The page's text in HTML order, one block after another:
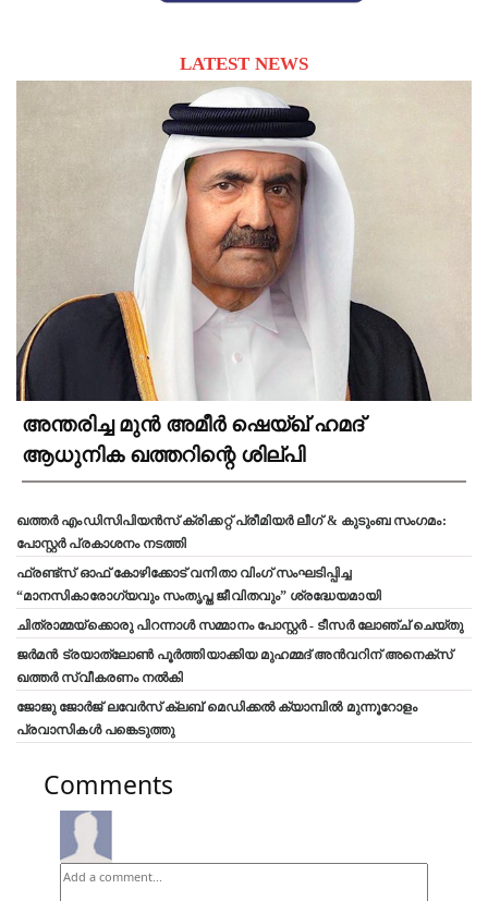
LATEST NEWS
അന്തരിച്ച മുൻ അമീർ ഷെയ്ഖ് ഹമദ്
ആധുനിക ഖത്തറിന്റെ ശില്പി
ഖത്തർ എംഡിസിപിയൻസ് ക്രിക്കറ്റ് പ്രീമിയർ ലീഗ് & കുടുംബ സംഗമം:
പോസ്റ്റർ പ്രകാശനം നടത്തി
ഫ്രണ്ട്സ് ഓഫ് കോഴിക്കോട് വനിതാ വിംഗ് സംഘടിപ്പിച്ച
“മാനസികാരോഗ്യവും സംതൃപ്ത ജീവിതവും” ശ്രദ്ധേയമായി
ചിത്രാമ്മയ്ക്കൊരു പിറന്നാൾ സമ്മാനം പോസ്റ്റർ - ടീസർ ലോഞ്ച് ചെയ്തു
ജർമൻ ട്രയാത്‌ലോൺ പൂർത്തിയാക്കിയ മുഹമ്മദ് അൻവറിന് അനെക്സ്
ഖത്തർ സ്വീകരണം നൽകി
ജോജു ജോർജ് ലവേർസ് ക്ലബ്‌ മെഡിക്കൽ ക്യാമ്പിൽ മുന്നൂറോളം
പ്രവാസികൾ പങ്കെടുത്തു
Comments